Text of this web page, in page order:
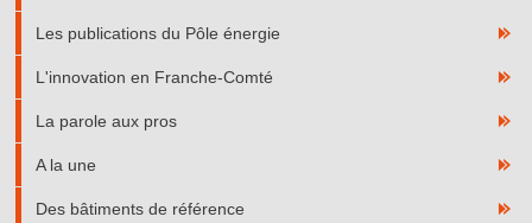
Les publications du Pôle énergie
L'innovation en Franche-Comté
La parole aux pros
A la une
Des bâtiments de référence